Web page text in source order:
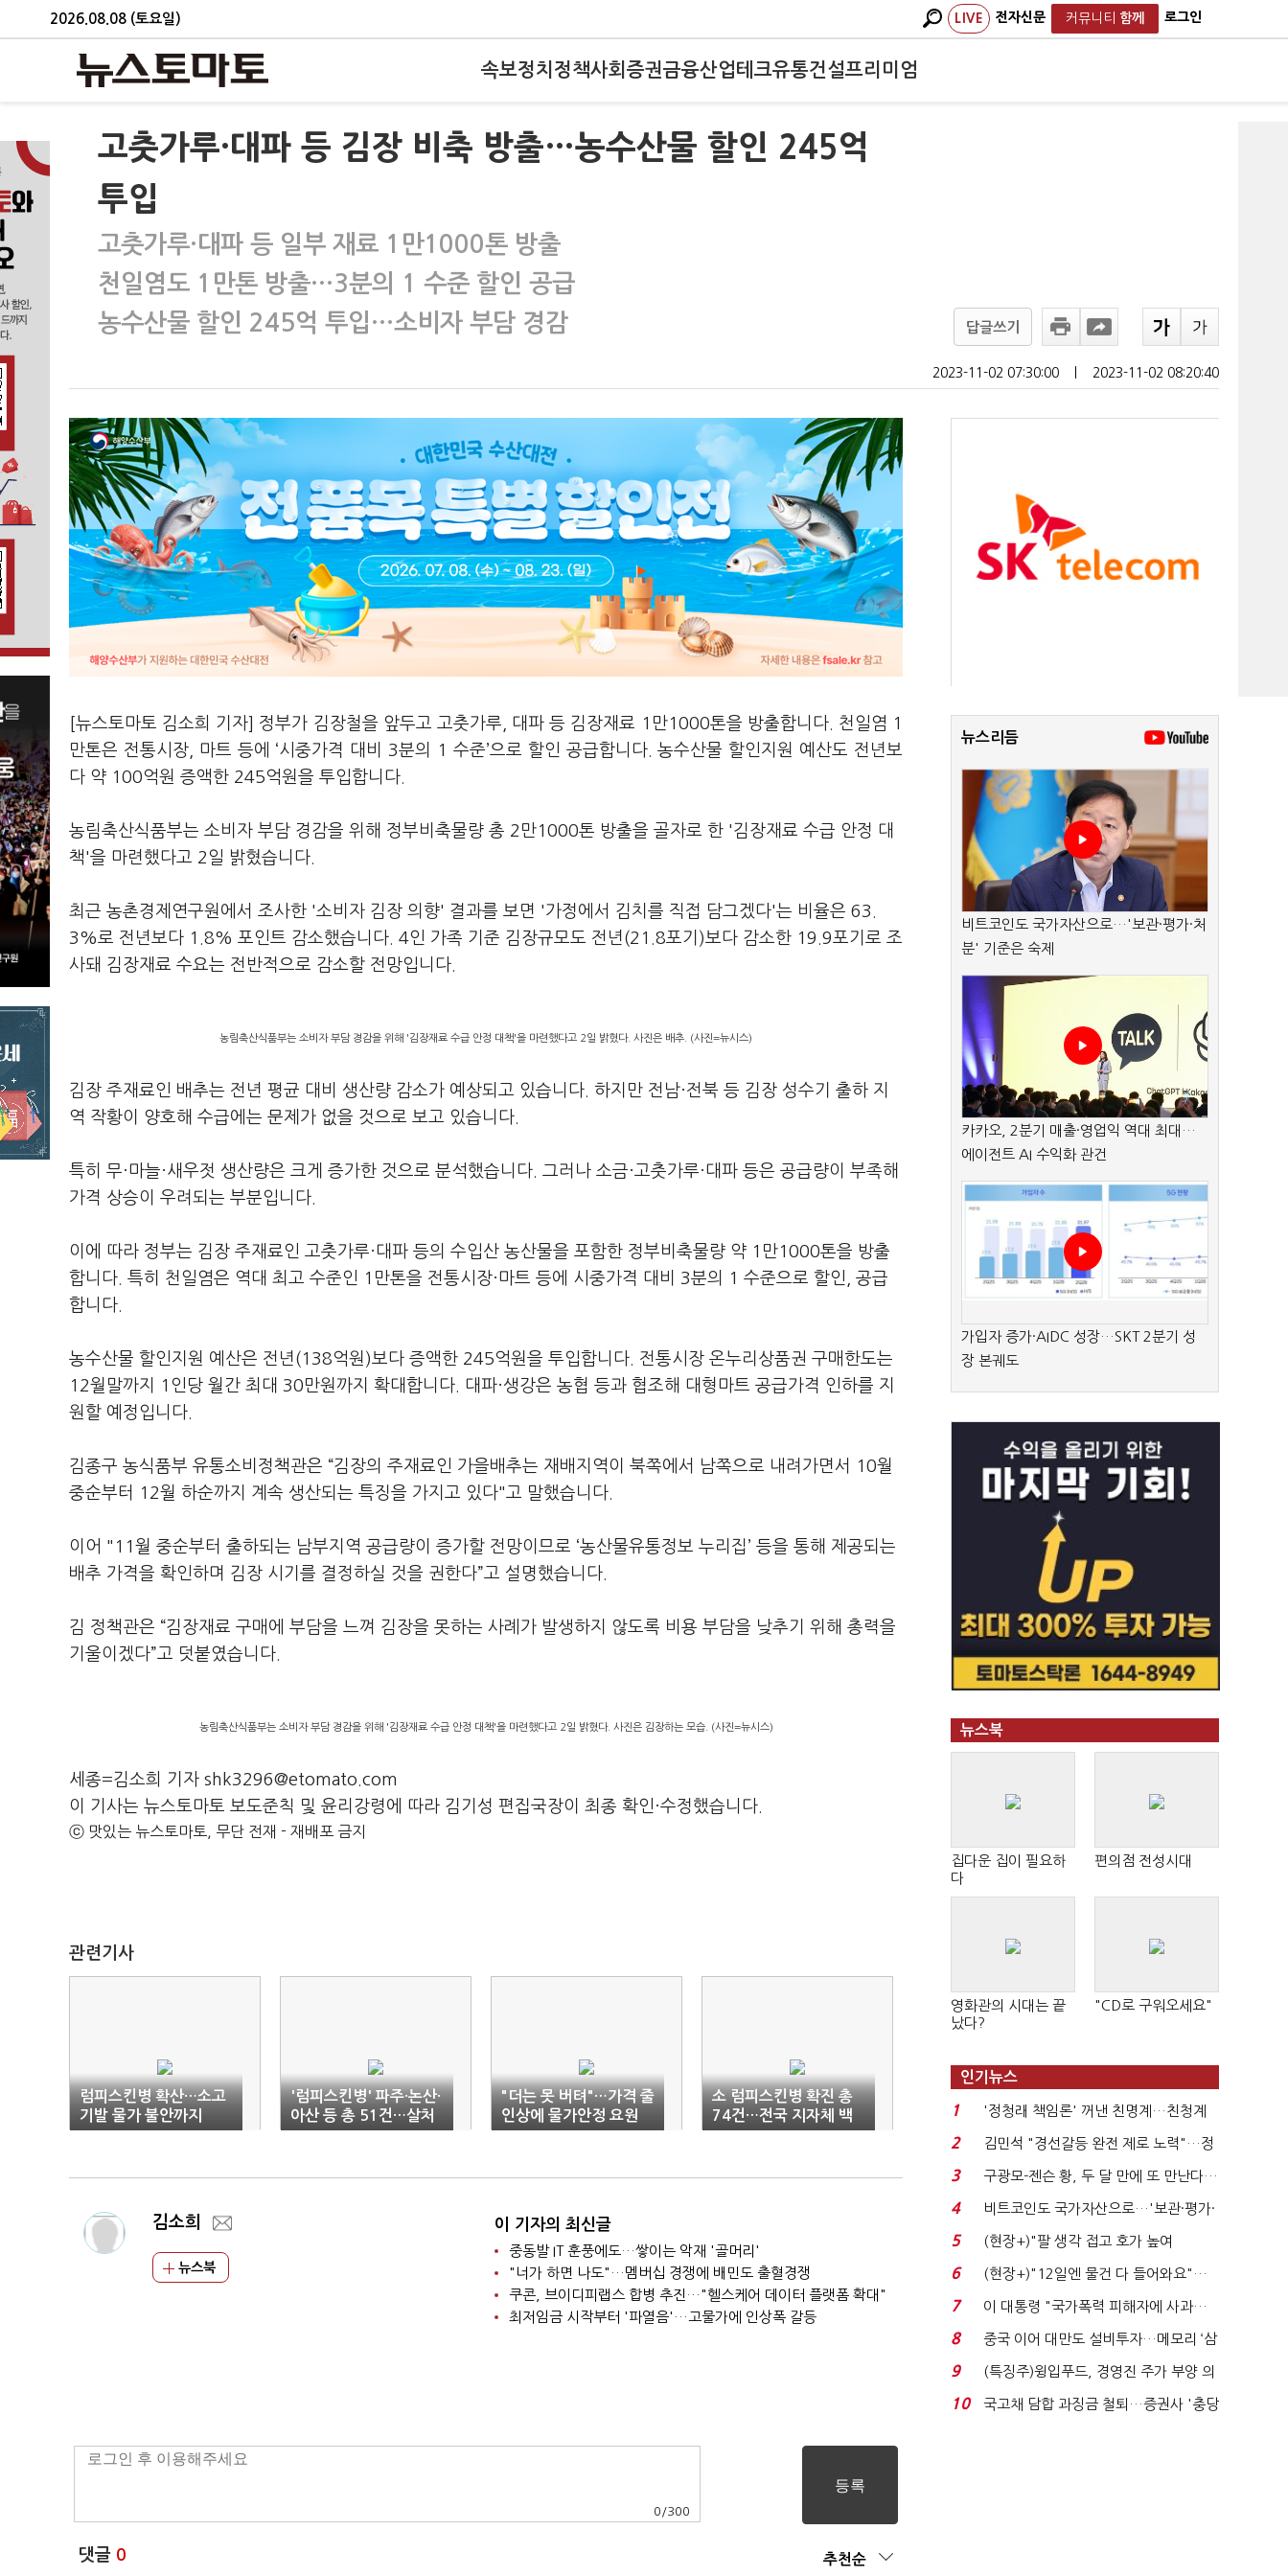
2026.08.08 (토요일) LIVE 전자신문 커뮤니티 함께 로그인
속보정치 정책사회 증권금융산업테크유통건설프리미엄
고춧가루·대파 등 김장 비축 방출…농수산물 할인 245억
투입
고춧가루·대파 등 일부 재료 1만1000톤 방출
천일염도 1만톤 방출…3분의 1 수준 할인 공급
농수산물 할인 245억 투입…소비자 부담 경감
답글쓰기
2023-11-02 07:30:00 2023-11-02 08:20:40
[뉴스토마토 김소희 기자] 정부가 김장철을 앞두고 고춧가루, 대파 등 김장재료 1만1000톤을 방출합니다. 천일염 1
만톤은 전통시장, 마트 등에 ‘시중가격 대비 3분의 1 수준’으로 할인 공급합니다. 농수산물 할인지원 예산도 전년보
다 약 100억원 증액한 245억원을 투입합니다.
농림축산식품부는 소비자 부담 경감을 위해 정부비축물량 총 2만1000톤 방출을 골자로 한 '김장재료 수급 안정 대
책'을 마련했다고 2일 밝혔습니다.
최근 농촌경제연구원에서 조사한 '소비자 김장 의향' 결과를 보면 '가정에서 김치를 직접 담그겠다'는 비율은 63.
3%로 전년보다 1.8% 포인트 감소했습니다. 4인 가족 기준 김장규모도 전년(21.8포기)보다 감소한 19.9포기로 조
사돼 김장재료 수요는 전반적으로 감소할 전망입니다.
농림축산식품부는 소비자 부담 경감을 위해 '김장재료 수급 안정 대책'을 마련했다고 2일 밝혔다. 사진은 배추. (사진=뉴시스)
김장 주재료인 배추는 전년 평균 대비 생산량 감소가 예상되고 있습니다. 하지만 전남·전북 등 김장 성수기 출하 지
역 작황이 양호해 수급에는 문제가 없을 것으로 보고 있습니다.
특히 무·마늘·새우젓 생산량은 크게 증가한 것으로 분석했습니다. 그러나 소금·고춧가루·대파 등은 공급량이 부족해
가격 상승이 우려되는 부분입니다.
이에 따라 정부는 김장 주재료인 고춧가루·대파 등의 수입산 농산물을 포함한 정부비축물량 약 1만1000톤을 방출
합니다. 특히 천일염은 역대 최고 수준인 1만톤을 전통시장·마트 등에 시중가격 대비 3분의 1 수준으로 할인, 공급
합니다.
농수산물 할인지원 예산은 전년(138억원)보다 증액한 245억원을 투입합니다. 전통시장 온누리상품권 구매한도는
12월말까지 1인당 월간 최대 30만원까지 확대합니다. 대파·생강은 농협 등과 협조해 대형마트 공급가격 인하를 지
원할 예정입니다.
김종구 농식품부 유통소비정책관은 “김장의 주재료인 가을배추는 재배지역이 북쪽에서 남쪽으로 내려가면서 10월
중순부터 12월 하순까지 계속 생산되는 특징을 가지고 있다"고 말했습니다.
이어 "11월 중순부터 출하되는 남부지역 공급량이 증가할 전망이므로 ‘농산물유통정보 누리집’ 등을 통해 제공되는
배추 가격을 확인하며 김장 시기를 결정하실 것을 권한다”고 설명했습니다.
김 정책관은 “김장재료 구매에 부담을 느껴 김장을 못하는 사례가 발생하지 않도록 비용 부담을 낮추기 위해 총력을
기울이겠다”고 덧붙였습니다.
농림축산식품부는 소비자 부담 경감을 위해 '김장재료 수급 안정 대책'을 마련했다고 2일 밝혔다. 사진은 김장하는 모습. (사진=뉴시스)
세종=김소희 기자 shk3296@etomato.com
이 기사는 뉴스토마토 보도준칙 및 윤리강령에 따라 김기성 편집국장이 최종 확인·수정했습니다.
ⓒ 맛있는 뉴스토마토, 무단 전재 - 재배포 금지
관련기사
럼피스킨병 확산…소고
기발 물가 불안까지
'럼피스킨병' 파주·논산·
아산 등 총 51건…살처
분 '총 3759마리'
"더는 못 버텨"…가격 줄
인상에 물가안정 요원
소 럼피스킨병 확진 총
74건…전국 지자체 백
신 배부 '완료'
김소희
뉴스북
이 기자의 최신글
중동발 IT 훈풍에도…쌓이는 악재 '골머리'
"너가 하면 나도"…멤버십 경쟁에 배민도 출혈경쟁
쿠콘, 브이디피랩스 합병 추진…"헬스케어 데이터 플랫폼 확대"
최저임금 시작부터 '파열음'…고물가에 인상폭 갈등
0 /300
댓글 0 추천순
뉴스리듬
비트코인도 국가자산으로…'보관·평가·처
분' 기준은 숙제
카카오, 2분기 매출·영업익 역대 최대…
에이전트 AI 수익화 관건
가입자 증가·AIDC 성장…SKT 2분기 성
장 본궤도
뉴스북
집다운 집이 필요하
다
편의점 전성시대
영화관의 시대는 끝
났다?
"CD로 구워오세요"
인기뉴스
1
'정청래 책임론' 꺼낸 친명계…친청계
는 추가투표 때리기...
2
김민석 "경선갈등 완전 제로 노력"…정
청래 "반명 공세 사...
3
구광모-젠슨 황, 두 달 만에 또 만난다…
로봇·AI 등 논...
4
비트코인도 국가자산으로…'보관·평가·
처분' 기준은 ...
5
(현장+)"팔 생각 접고 호가 높여
요"…'덜 똘똘한 한 채' 20...
6
(현장+)"12일엔 물건 다 들어와요"…
빈 매대 채우며 문 연 ...
7
이 대통령 "국가폭력 피해자에 사과…
적극적 조사로 진...
8
중국 이어 대만도 설비투자…메모리 ‘삼
국전쟁’
9
(특징주)윙입푸드, 경영진 주가 부양 의
지에 상한가...
10
국고채 담합 과징금 철퇴…증권사 '충당